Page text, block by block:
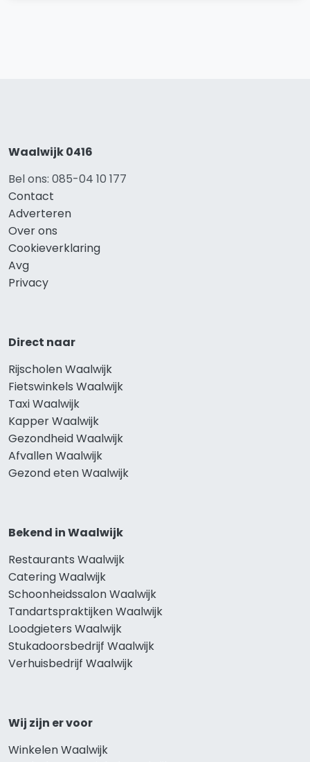
Waalwijk 0416
Bel ons: 085-04 10 177
Contact
Adverteren
Over ons
Cookieverklaring
Avg
Privacy
Direct naar
Rijscholen Waalwijk
Fietswinkels Waalwijk
Taxi Waalwijk
Kapper Waalwijk
Gezondheid Waalwijk
Afvallen Waalwijk
Gezond eten Waalwijk
Bekend in Waalwijk
Restaurants Waalwijk
Catering Waalwijk
Schoonheidssalon Waalwijk
Tandartspraktijken Waalwijk
Loodgieters Waalwijk
Stukadoorsbedrijf Waalwijk
Verhuisbedrijf Waalwijk
Wij zijn er voor
Winkelen Waalwijk